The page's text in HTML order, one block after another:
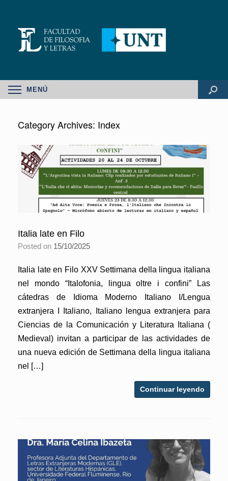
MENÚ
Category Archives: Index
Italia late en Filo
Posted on 15/10/2025
Italia late en Filo XXV Settimana della lingua italiana
nel mondo “Italofonia, lingua oltre i confini” Las
cátedras de Idioma Moderno Italiano I/Lengua
extranjera I Italiano, Italiano lengua extranjera para
Ciencias de la Comunicación y Literatura Italiana (
Medieval) invitan a participar de las actividades de
una nueva edición de Settimana della lingua italiana
nel […]
Continuar leyendo